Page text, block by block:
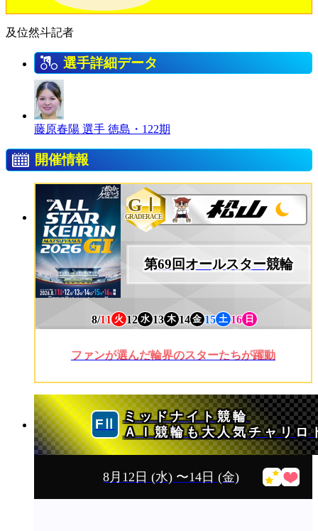
及位然斗記者
選手詳細データ
藤原春陽 選手 徳島・122期
開催情報
GⅠ
GRADERACE
第69回オールスター競輪
8/11 火 12 水 13 木 14 金 15 土 16 日
ファンが選んだ輪界のスターたちが躍動
ミッドナイト競輪
ＡＩ競輪も大人気チャリロ
8月12日 (水)〜14日 (金)